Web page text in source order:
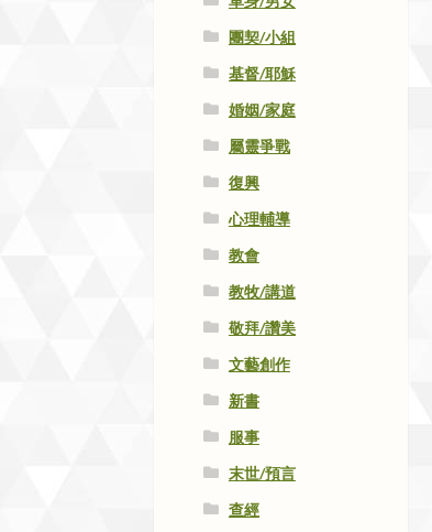
團契/小組
基督/耶穌
婚姻/家庭
屬靈爭戰
復興
心理輔導
教會
教牧/講道
敬拜/讚美
文藝創作
新書
服事
末世/預言
查經